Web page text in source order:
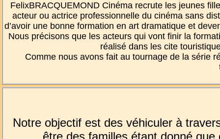
FelixBRACQUEMOND Cinéma recrute les jeunes
acteur ou actrice professionnelle du cinéma sans
d’avoir une bonne formation en art dramatique et
Nous précisons que les acteurs qui vont finir la
réalisé dans les cite
Comme nous avons fait au tournage de la série
Notre objectif est des véhiculer à
être des familles étant donné